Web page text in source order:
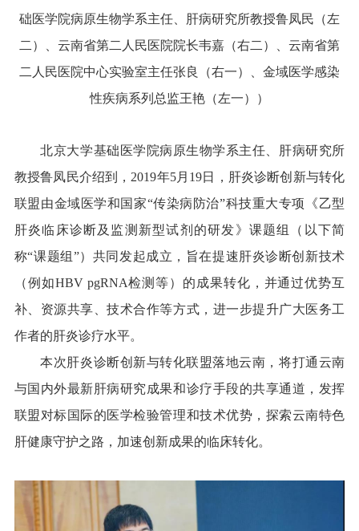
础医学院病原生物学系主任、肝病研究所教授鲁凤民（左
二）、云南省第二人民医院院长韦嘉（右二）、云南省第
二人民医院中心实验室主任张良（右一）、金域医学感染
性疾病系列总监王艳（左一））
北京大学基础医学院病原生物学系主任、肝病研究所
教授鲁凤民介绍到，2019年5月19日，肝炎诊断创新与转化
联盟由金域医学和国家“传染病防治”科技重大专项《乙型
肝炎临床诊断及监测新型试剂的研发》课题组（以下简
称“课题组”）共同发起成立，旨在提速肝炎诊断创新技术
（例如HBV pgRNA检测等）的成果转化，并通过优势互
补、资源共享、技术合作等方式，进一步提升广大医务工
作者的肝炎诊疗水平。
本次肝炎诊断创新与转化联盟落地云南，将打通云南
与国内外最新肝病研究成果和诊疗手段的共享通道，发挥
联盟对标国际的医学检验管理和技术优势，探索云南特色
肝健康守护之路，加速创新成果的临床转化。